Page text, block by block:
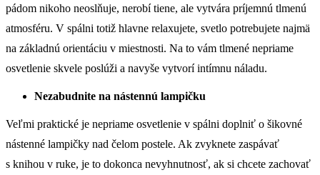
pádom nikoho neoslňuje, nerobí tiene, ale vytvára príjemnú tlmenú
atmosféru. V spálni totiž hlavne relaxujete, svetlo potrebujete najmä
na základnú orientáciu v miestnosti. Na to vám tlmené nepriame
osvetlenie skvele poslúži a navyše vytvorí intímnu náladu.
Nezabudnite na nástennú lampičku
Veľmi praktické je nepriame osvetlenie v spálni doplniť o šikovné
nástenné lampičky nad čelom postele. Ak zvyknete zaspávať
s knihou v ruke, je to dokonca nevyhnutnosť, ak si chcete zachovať